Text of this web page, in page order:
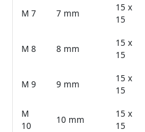
M 7 7 mm
15 x
15
M 8 8 mm
15 x
15
M 9 9 mm
15 x
15
M
10
10 mm
15 x
15